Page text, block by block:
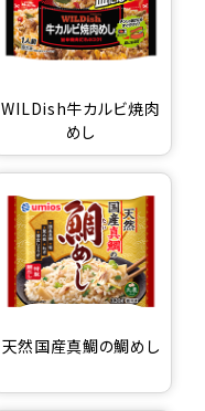
WILDish牛カルビ焼肉
めし
天然国産真鯛の鯛めし